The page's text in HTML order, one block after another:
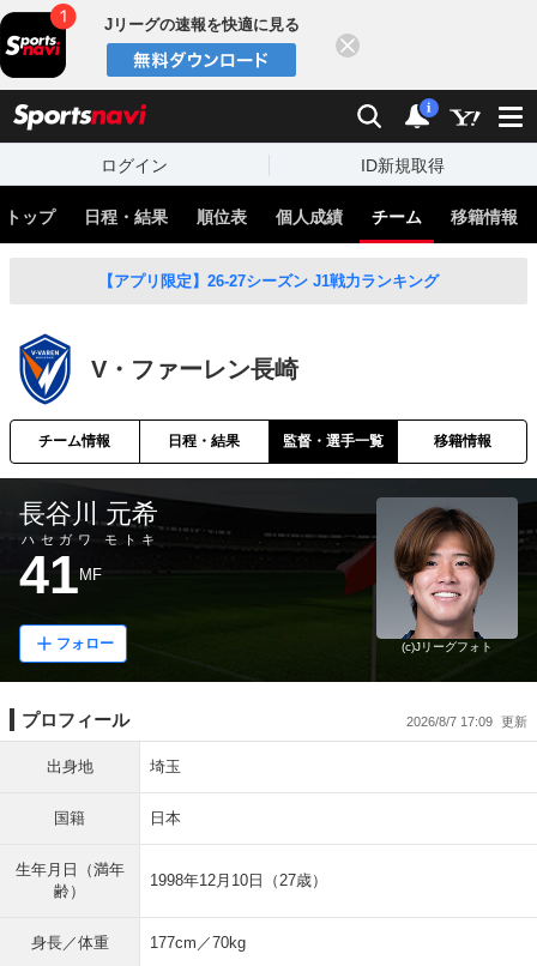
Jリーグの速報を快適に見る
検索 通知
i
ログイン ID新規取得
トップ 日程・結果 順位表 個人成績 チーム 移籍情報
【アプリ限定】26-27シーズン J1戦力ランキング
V・ファーレン長崎
チーム情報 日程・結果 監督・選手一覧 移籍情報
長谷川 元希
ハセガワ モトキ
41 MF
フォロー (c)Jリーグフォト
プロフィール 2026/8/7 17:09
出身地 埼玉
国籍 日本
生年月日（満年
齢）
1998年12月10日（27歳）
身長／体重 177cm／70kg